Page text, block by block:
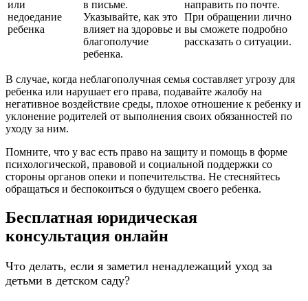
или
недоедание
ребенка
в письме.
Указывайте, как это
влияет на здоровье и
благополучие
ребенка.
направить по почте.
При обращении лично
вы сможете подробно
рассказать о ситуации.
В случае, когда неблагополучная семья составляет угрозу для
ребенка или нарушает его права, подавайте жалобу на
негативное воздействие среды, плохое отношение к ребенку и
уклонение родителей от выполнения своих обязанностей по
уходу за ним.
Помните, что у вас есть право на защиту и помощь в форме
психологической, правовой и социальной поддержки со
стороны органов опеки и попечительства. Не стесняйтесь
обращаться и беспокоиться о будущем своего ребенка.
Бесплатная юридическая
консультация онлайн
Что делать, если я заметил ненадлежащий уход за
детьми в детском саду?